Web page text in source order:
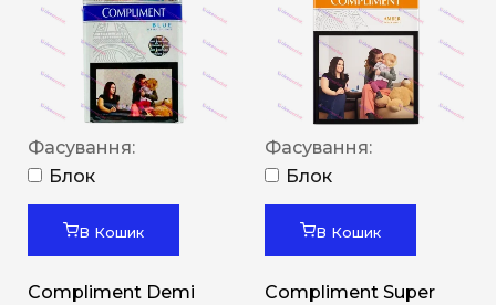
Фасування:
Блок
В Кошик
Compliment Demi
Фасування:
Блок
В Кошик
Compliment Super